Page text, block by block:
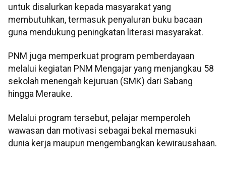
untuk disalurkan kepada masyarakat yang
membutuhkan, termasuk penyaluran buku bacaan
guna mendukung peningkatan literasi masyarakat.
PNM juga memperkuat program pemberdayaan
melalui kegiatan PNM Mengajar yang menjangkau 58
sekolah menengah kejuruan (SMK) dari Sabang
hingga Merauke.
Melalui program tersebut, pelajar memperoleh
wawasan dan motivasi sebagai bekal memasuki
dunia kerja maupun mengembangkan kewirausahaan.